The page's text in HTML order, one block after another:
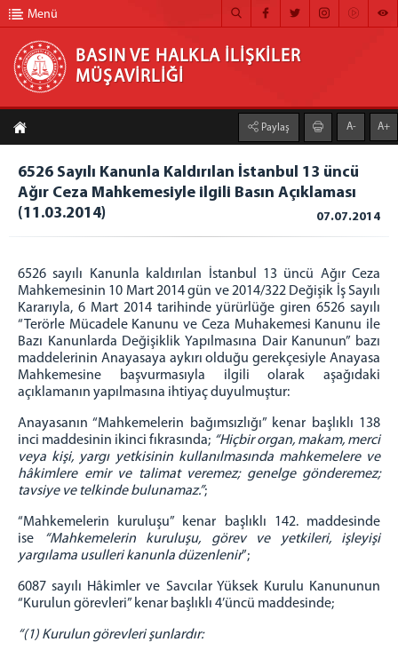
BASIN VE HALKLA İLİŞKİLER MÜŞAVİRLİĞİ
ANA SAYFA
MÜŞAVİRLİĞİMİZ
HABER ARŞİVİ
GÖRÜNTÜLÜ HABER
BÜLTEN
İLETİŞİM
Menü
BASIN VE HALKLA İLİŞKİLER
MÜŞAVİRLİĞİ
Paylaş A- A+
6526 Sayılı Kanunla Kaldırılan İstanbul 13 üncü
Ağır Ceza Mahkemesiyle ilgili Basın Açıklaması
(11.03.2014)
07.07.2014
6526 sayılı Kanunla kaldırılan İstanbul 13 üncü Ağır Ceza
Mahkemesinin 10 Mart 2014 gün ve 2014/322 Değişik İş Sayılı
Kararıyla, 6 Mart 2014 tarihinde yürürlüğe giren 6526 sayılı
“Terörle Mücadele Kanunu ve Ceza Muhakemesi Kanunu ile
Bazı Kanunlarda Değişiklik Yapılmasına Dair Kanunun” bazı
maddelerinin Anayasaya aykırı olduğu gerekçesiyle Anayasa
Mahkemesine başvurmasıyla ilgili olarak aşağıdaki
açıklamanın yapılmasına ihtiyaç duyulmuştur:
Anayasanın “Mahkemelerin bağımsızlığı” kenar başlıklı 138
inci maddesinin ikinci fıkrasında; “Hiçbir organ, makam, merci
veya kişi, yargı yetkisinin kullanılmasında mahkemelere ve
hâkimlere emir ve talimat veremez; genelge gönderemez;
tavsiye ve telkinde bulunamaz.”;
“Mahkemelerin kuruluşu” kenar başlıklı 142. maddesinde
ise
“Mahkemelerin kuruluşu, görev ve yetkileri, işleyişi
yargılama usulleri kanunla düzenlenir”;
6087 sayılı Hâkimler ve Savcılar Yüksek Kurulu Kanununun
“Kurulun görevleri” kenar başlıklı 4’üncü maddesinde;
“(1) Kurulun görevleri şunlardır: